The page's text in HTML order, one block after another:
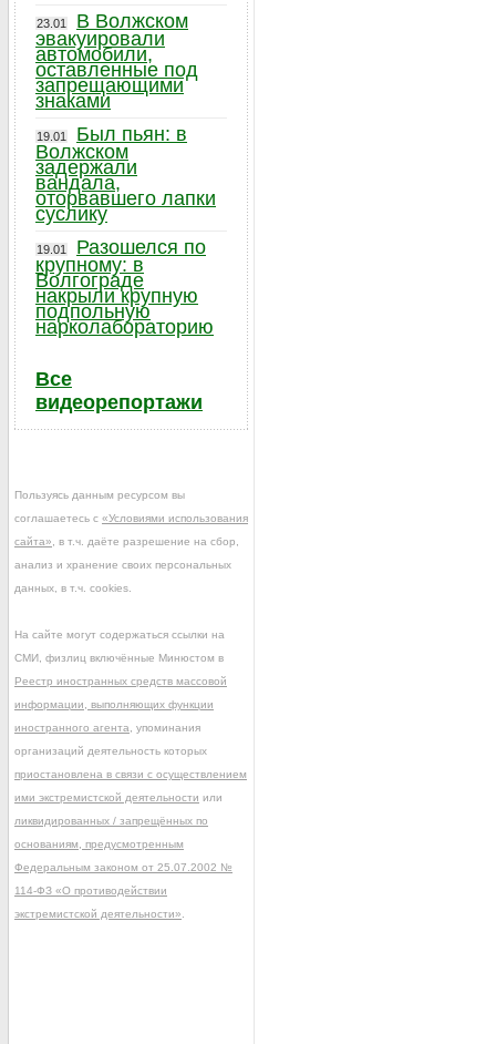
23.01
В Волжском
эвакуировали
автомобили,
оставленные под
запрещающими
знаками
19.01
Был пьян: в
Волжском
задержали
вандала,
оторвавшего лапки
суслику
19.01
Разошелся по
крупному: в
Волгограде
накрыли крупную
подпольную
нарколабораторию
Все
видеорепортажи
Пользуясь данным ресурсом вы
соглашаетесь с «Условиями использования
сайта» , в т.ч. даёте разрешение на сбор,
анализ и хранение своих персональных
данных, в т.ч. cookies.
На сайте могут содержаться ссылки на
СМИ, физлиц включённые Минюстом в
Реестр иностранных средств массовой
информации, выполняющих функции
иностранного агента , упоминания
организаций деятельность которых
приостановлена в связи с осуществлением
ими экстремистской деятельности или
ликвидированных / запрещённых по
основаниям, предусмотренным
Федеральным законом от 25.07.2002 №
114-ФЗ «О противодействии
экстремистской деятельности»